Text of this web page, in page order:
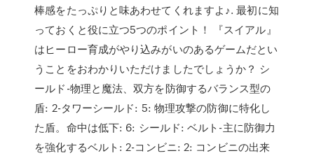
棒感をたっぷりと味あわせてくれますよ♪. 最初に知
っておくと役に立つ5つのポイント！ 『スイアル』
はヒーロー育成がやり込みがいのあるゲームだとい
うことをおわかりいただけましたでしょうか？ シ
ールド-物理と魔法、双方を防御するバランス型の
盾: 2-タワーシールド: 5: 物理攻撃の防御に特化し
た盾。命中は低下: 6: シールド: ベルト-主に防御力
を強化するベルト: 2-コンビニ: 2: コンビニの出来